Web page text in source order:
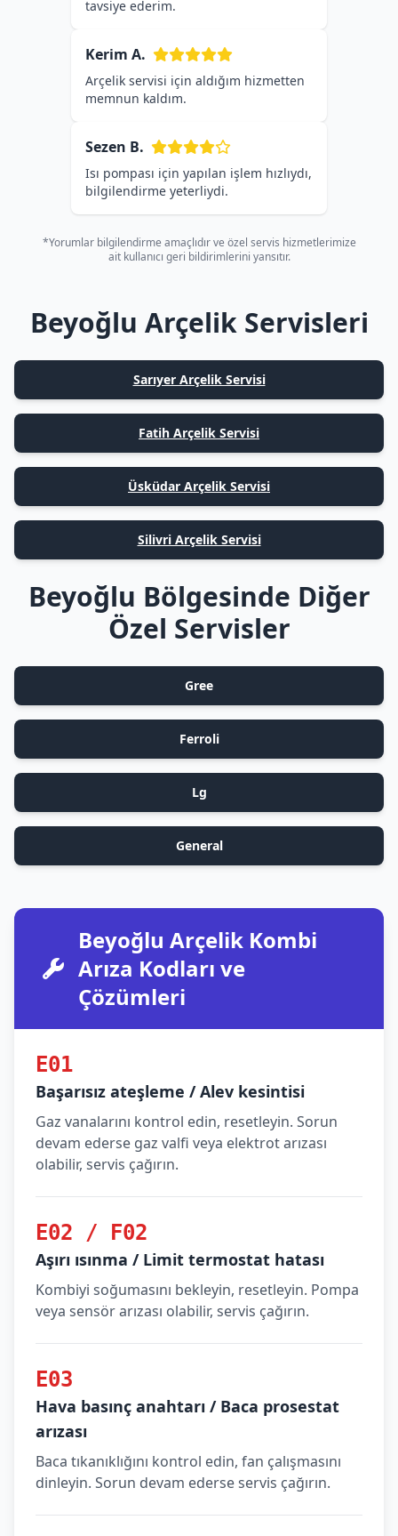
tavsiye ederim.
Kerim A.
Arçelik servisi için aldığım hizmetten
memnun kaldım.
Sezen B.
Isı pompası için yapılan işlem hızlıydı,
bilgilendirme yeterliydi.
*Yorumlar bilgilendirme amaçlıdır ve özel servis hizmetlerimize
ait kullanıcı geri bildirimlerini yansıtır.
Beyoğlu Arçelik Servisleri
Sarıyer Arçelik Servisi
Fatih Arçelik Servisi
Üsküdar Arçelik Servisi
Silivri Arçelik Servisi
Beyoğlu Bölgesinde Diğer
Özel Servisler
Gree
Ferroli
Lg
General
Beyoğlu Arçelik Kombi
Arıza Kodları ve
Çözümleri
E01
Başarısız ateşleme / Alev kesintisi
Gaz vanalarını kontrol edin, resetleyin. Sorun
devam ederse gaz valfi veya elektrot arızası
olabilir, servis çağırın.
E02 / F02
Aşırı ısınma / Limit termostat hatası
Kombiyi soğumasını bekleyin, resetleyin. Pompa
veya sensör arızası olabilir, servis çağırın.
E03
Hava basınç anahtarı / Baca prosestat
arızası
Baca tıkanıklığını kontrol edin, fan çalışmasını
dinleyin. Sorun devam ederse servis çağırın.